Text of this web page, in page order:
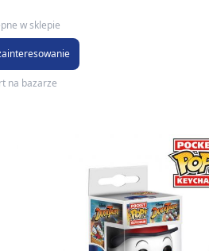
w sklepie
na bazarze